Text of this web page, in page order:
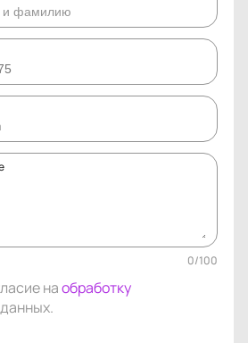
0/100
наобработку
.